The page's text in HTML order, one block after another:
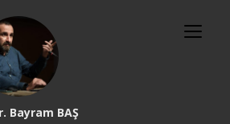
Bayram BAŞ